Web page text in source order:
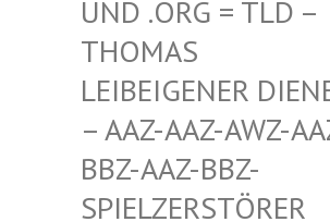
D .ORG = TLD – TH
OMAS LE
IBEIGENER
AAZ-AAZ-AWZ-AAZ-
Z-AAZ-BBZ-SP
IELZERSTÖRER ZU